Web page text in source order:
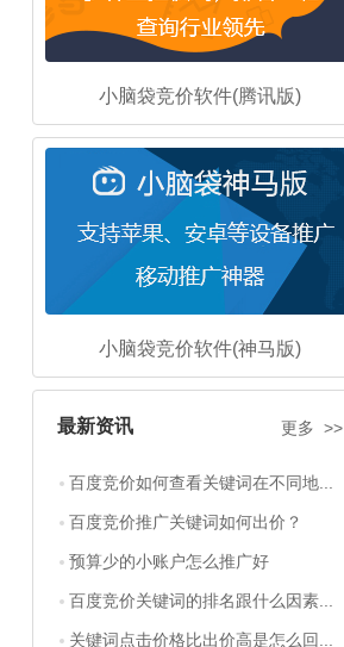
小脑袋竞价软件(腾讯版)
小脑袋竞价软件(神马版)
最新资讯 更多 >>
百度竞价如何查看关键词在不同地...
百度竞价推广关键词如何出价？
预算少的小账户怎么推广好
百度竞价关键词的排名跟什么因素...
关键词点击价格比出价高是怎么回...